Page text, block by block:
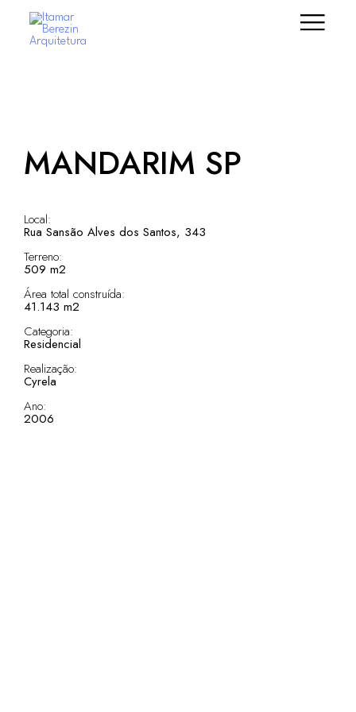
MANDARIM SP
Local:
Rua Sansão Alves dos Santos, 343
Terreno:
509 m2
Área total construída:
41.143 m2
Categoria:
Residencial
Realização:
Cyrela
Ano:
2006